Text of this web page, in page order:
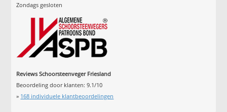
Zondags gesloten
Reviews Schoorsteenveger Friesland
Beoordeling door klanten:9.1/10
» 168 individuele klantbeoordelingen